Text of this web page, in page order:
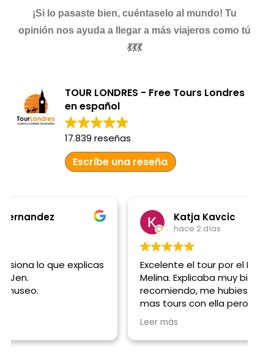
¡Si lo pasaste bien, cuéntaselo al mundo! Tu
opinión nos ayuda a llegar a más viajeros como tú
💃💃💃
TOUR LONDRES - Free Tours Londres
en español
17.839 reseñas
Escribe una reseña
Katja Kavcic
Excelente el tour por el British Museum con
Melina. Explicaba muy bien! La super
recomiendo, me hubiese gustado hacer
mas tours con ella pero habia sido mi ultimo